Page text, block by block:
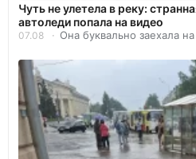
Чуть не улетела в реку:
автоледи попала на видео
07.08 Она буквально заехала